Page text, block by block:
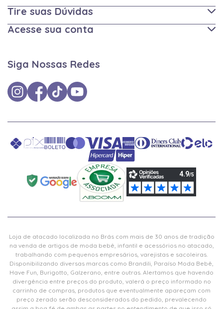
Tire suas Dúvidas
Acesse sua conta
Siga Nossas Redes
Loja de atacado localizada no Brás com mais de 30 anos de tradição
na venda de artigos de moda bebê, infantil e acessórios no atacado,
trabalhando com pequenos empresários, varejistas e sacoleiras.
Disponibilizando diversas marcas como Brandili, Paraíso Moda Bebê,
Have Fun, Burigotto, Galzerano, entre outras. Alertamos que havendo
divergência entre preços do produto, valerá o preço informado no
carrinho de compras, produtos que eventualmente apareçam com
preço zerado serão desconsiderados do pedido, prevalecendo